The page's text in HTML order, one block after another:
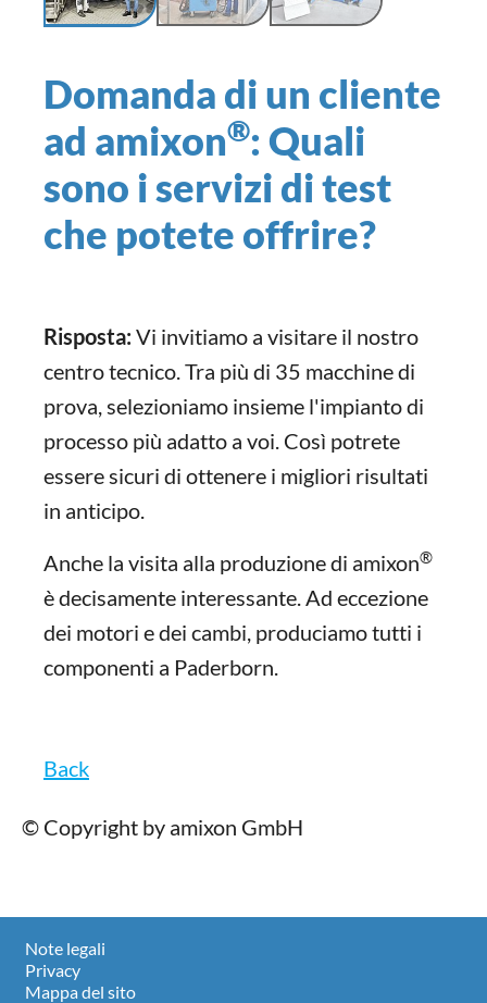
Domanda di un cliente
ad amixon®: Quali
sono i servizi di test
che potete offrire?
Risposta: Vi invitiamo a visitare il nostro
centro tecnico. Tra più di 35 macchine di
prova, selezioniamo insieme l'impianto di
processo più adatto a voi. Così potrete
essere sicuri di ottenere i migliori risultati
in anticipo.
Anche la visita alla produzione di amixon®
è decisamente interessante. Ad eccezione
dei motori e dei cambi, produciamo tutti i
componenti a Paderborn.
Back
© Copyright by amixon GmbH
Note legali
Privacy
Mappa del sito